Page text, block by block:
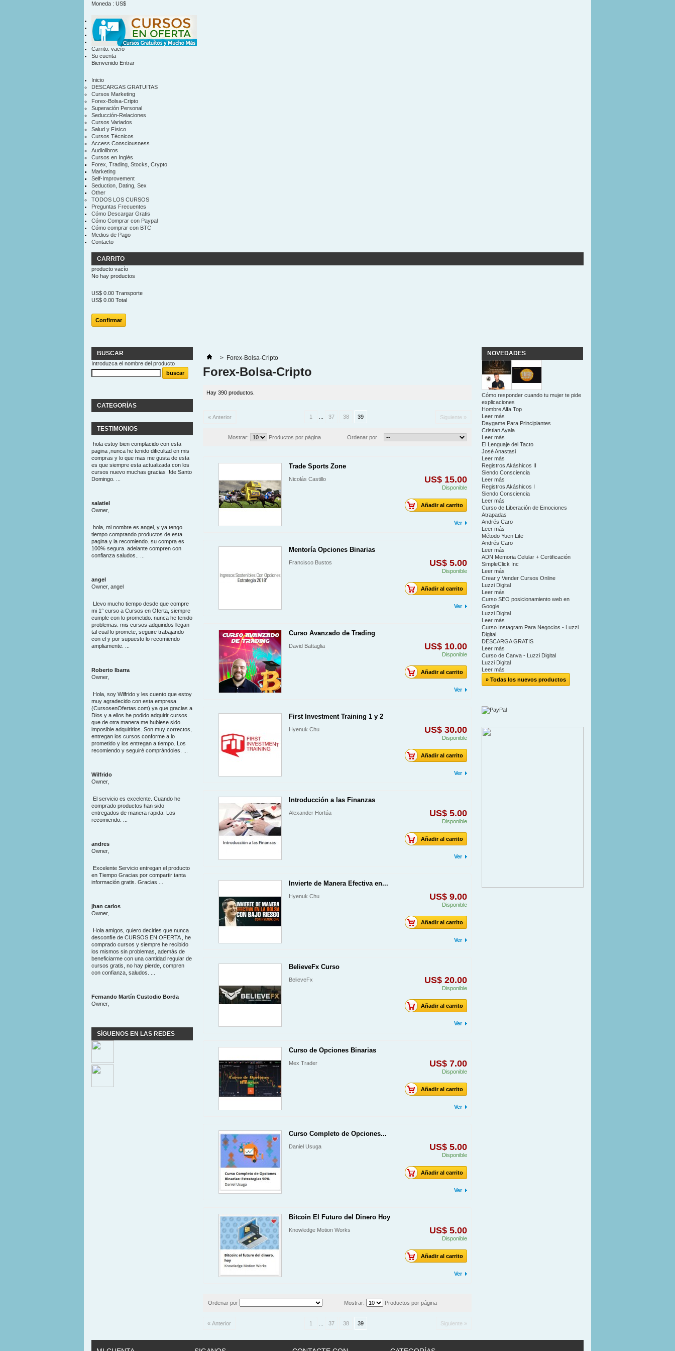
Moneda : US$
US$
contacto
mapa sitio
Carrito: vacío
Su cuenta
Bienvenido Entrar
Inicio
DESCARGAS GRATUITAS
Cursos Marketing
Forex-Bolsa-Cripto
Superación Personal
Seducción-Relaciones
Cursos Variados
Salud y Físico
Cursos Técnicos
Access Consciousness
Audiolibros
Cursos en Inglés
Forex, Trading, Stocks, Crypto
Marketing
Self-Improvement
Seduction, Dating, Sex
Other
TODOS LOS CURSOS
Preguntas Frecuentes
Cómo Descargar Gratis
Cómo Comprar con Paypal
Cómo comprar con BTC
Medios de Pago
Contacto
CARRITO
producto vacío
No hay productos
US$ 0.00 Transporte
US$ 0.00 Total
Confirmar
BUSCAR
Introduzca el nombre del producto
CATEGORÍAS
TESTIMONIOS
hola estoy bien complacido con esta
pagina ,nunca he tenido dificultad en mis
compras y lo que mas me gusta de esta
es que siempre esta actualizada con los
cursos nuevo muchas gracias !!de Santo
Domingo. ...
salatiel
Owner,
hola, mi nombre es angel, y ya tengo
tiempo comprando productos de esta
pagina y la recomiendo. su compra es
100% segura. adelante compren con
confianza saludos.. ...
angel
Owner, angel
Llevo mucho tiempo desde que compre
mi 1° curso a Cursos en Oferta, siempre
cumple con lo prometido. nunca he tenido
problemas. mis cursos adquiridos llegan
tal cual lo promete, seguire trabajando
con el y por supuesto lo recomiendo
ampliamente. ...
Roberto Ibarra
Owner,
Hola, soy Wilfrido y les cuento que estoy
muy agradecido con esta empresa
(CursosenOfertas.com) ya que gracias a
Dios y a ellos he podido adquirir cursos
que de otra manera me hubiese sido
imposible adquirirlos. Son muy correctos,
entregan los cursos conforme a lo
prometido y los entregan a tiempo. Los
recomiendo y seguiré comprándoles. ...
Wilfrido
Owner,
El servicio es excelente. Cuando he
comprado productos han sido
entregados de manera rapida. Los
recomiendo. ...
andres
Owner,
Excelente Servicio entregan el producto
en Tiempo Gracias por compartir tanta
información gratis. Gracias ...
jhan carlos
Owner,
Hola amigos, quiero decirles que nunca
desconfíe de CURSOS EN OFERTA , he
comprado cursos y siempre he recibido
los mismos sin problemas, además de
beneficiarme con una cantidad regular de
cursos gratis, no hay pierde, compren
con confianza, saludos. ...
Fernando Martín Custodio Borda
Owner,
SÍGUENOS EN LAS REDES
> Forex-Bolsa-Cripto
Forex-Bolsa-Cripto
Hay 390 productos.
« Anterior 1 37 38 39 Siguiente »
Ordenar por
Mostrar: Productos por página
Trade Sports Zone
Nicolás Castillo US$ 15.00
Disponible
Añadir al carrito
Ver
Mentoría Opciones Binarias
Francisco Bustos US$ 5.00
Disponible
Añadir al carrito
Ver
Curso Avanzado de Trading
David Battaglia US$ 10.00
Disponible
Añadir al carrito
Ver
First Investment Training 1 y 2
Hyenuk Chu US$ 30.00
Disponible
Añadir al carrito
Ver
Introducción a las Finanzas
Alexander Hortúa US$ 5.00
Disponible
Añadir al carrito
Ver
Invierte de Manera Efectiva en...
Hyenuk Chu US$ 9.00
Disponible
Añadir al carrito
Ver
BelieveFx Curso
BelieveFx US$ 20.00
Disponible
Añadir al carrito
Ver
Curso de Opciones Binarias
Mex Trader US$ 7.00
Disponible
Añadir al carrito
Ver
Curso Completo de Opciones...
Daniel Usuga US$ 5.00
Disponible
Añadir al carrito
Ver
Bitcoin El Futuro del Dinero Hoy
Knowledge Motion Works US$ 5.00
Disponible
Añadir al carrito
Ver
Ordenar por Mostrar: Productos por página
« Anterior 1 37 38 39 Siguiente »
NOVEDADES
Cómo responder cuando tu mujer te pide
explicaciones
Hombre Alfa Top
Leer más
Daygame Para Principiantes
Cristian Ayala
Leer más
El Lenguaje del Tacto
José Anastasi
Leer más
Registros Akáshicos II
Siendo Consciencia
Leer más
Registros Akáshicos I
Siendo Consciencia
Leer más
Curso de Liberación de Emociones
Atrapadas
Andrés Caro
Leer más
Método Yuen Lite
Andrés Caro
Leer más
ADN Memoria Celular + Certificación
SimpleClick Inc
Leer más
Crear y Vender Cursos Online
Luzzi Digital
Leer más
Curso SEO posicionamiento web en
Google
Luzzi Digital
Leer más
Curso Instagram Para Negocios - Luzzi
Digital
DESCARGA GRATIS
Leer más
Curso de Canva - Luzzi Digital
Luzzi Digital
Leer más
» Todas los nuevos productos